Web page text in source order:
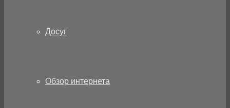
Досуг
Обзор интернета